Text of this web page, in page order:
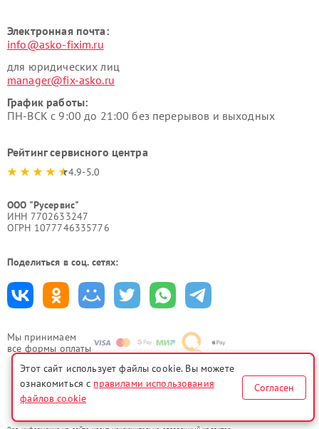
Мы принимаем
все формы оплаты
Электронная почта:
info@asko-fixim.ru
для юридических лиц
manager@fix-asko.ru
График работы:
ПН-ВСК с 9:00 до 21:00 без перерывов и выходных
Рейтинг сервисного центра
4.9-5.0
ООО "Русервис"
ИНН 7702633247
ОГРН 1077746335776
Поделиться в соц. сетях:
Политика конфиденциальности
Этот сайт использует файлы cookie. Вы можете
ознакомиться с правилами использования
файлов cookie
Согласен